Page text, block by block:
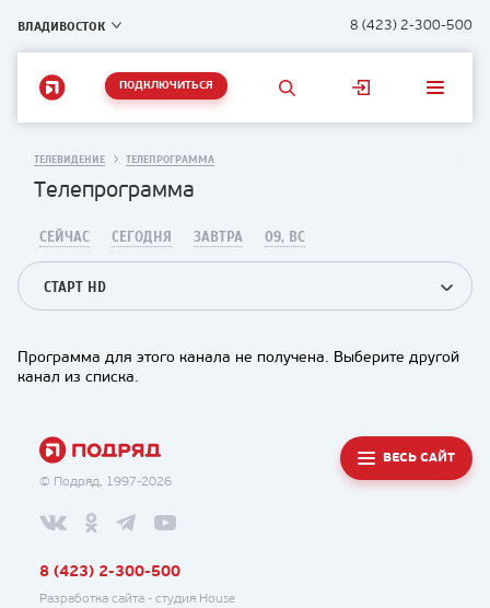
ВЛАДИВОСТОК 8 (423) 2-300-500
ПОДКЛЮЧИТЬСЯ
ТЕЛЕВИДЕНИЕ ТЕЛЕПРОГРАММА
Телепрограмма
СЕЙЧАС СЕГОДНЯ ЗАВТРА 09, ВС
СТАРТ HD
Программа для этого канала не получена. Выберите другой
канал из списка.
© Подряд, 1997-2026
ВЕСЬ САЙТ
8 (423) 2-300-500
Разработка сайта - студия House